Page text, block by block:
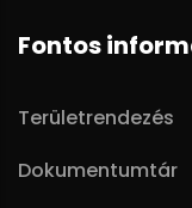
Fontos
Területrendezés
Dokumentumtár